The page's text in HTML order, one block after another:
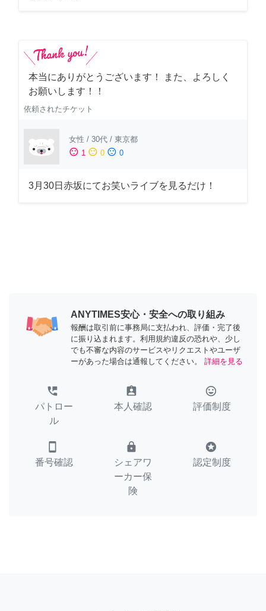
本当にありがとうございます！ また、よろしく
お願いします！！
依頼されたチケット
女性 / 30代 / 東京都
sentiment_satisfied 1 sentiment_neutral 0 sentiment_dissatisfied 0
3月30日赤坂にてお笑いライブを見るだけ！
ANYTIMES安心・安全への取り組み
報酬は取引前に事務局に支払われ、評価・完了後
に振り込まれます。利用規約違反の恐れや、少し
でも不審な内容のサービスやリクエストやユーザ
ーがあった場合は通報してください。
詳細を見る
perm_phone_msg
パトロー
ル
assignment_ind
本人確認
tag_faces
評価制度
smartphone
番号確認
lock
シェアワ
ーカー保
険
stars
認定制度